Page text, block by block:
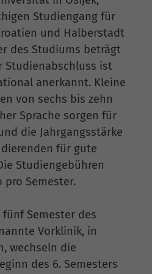
Studiengang für
und Halberstadt
des Studiums beträgt
Studienabschluss ist
anerkannt. Kleine
von sechs bis zehn
Sprache sorgen für
die Jahrgangsstärke
für gute
Studiengebühren
pro Semester.
Semester des
Vorklinik, in
wechseln die
des 6. Semesters